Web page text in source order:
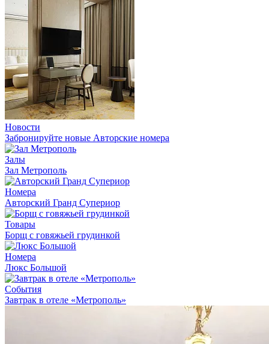
Новости
Забронируйте новые Авторские номера
Залы
Зал Метрополь
Номера
Авторский Гранд Супериор
Товары
Борщ с говяжьей грудинкой
Номера
Люкс Большой
События
Завтрак в отеле «Метрополь»